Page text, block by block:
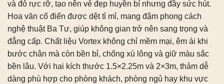
và đỏ rực rỡ, tạo nên vẻ đẹp huyền bí nhưng đầy sức hút.
Hoa văn cổ điển được dệt tỉ mỉ, mang đậm phong cách
nghệ thuật Ba Tư, giúp không gian trở nên sang trọng và
đẳng cấp. Chất liệu Vortex không chỉ mềm mại, êm ái khi
bước chân mà còn bền bỉ, chống xù lông và giữ màu sắc
bền lâu. Với hai kích thước 1.5×2.25m và 2×3m, thảm dễ
dàng phù hợp cho phòng khách, phòng ngủ hay khu vực